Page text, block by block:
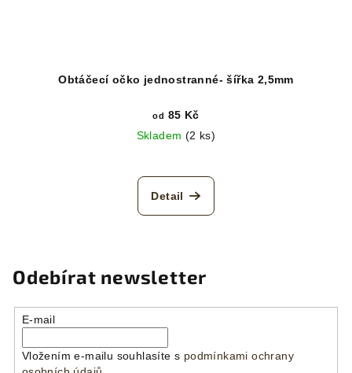
Obtáčecí očko jednostranné- šířka 2,5mm
od 85 Kč
Skladem (2 ks)
Detail
Odebírat newsletter
E-mail
Vložením e-mailu souhlasíte s podmínkami ochrany